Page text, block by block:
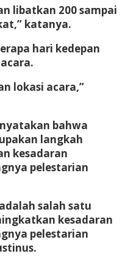
libatkan 200 sampai
katanya.
hari kedepan
lokasi acara,”
bahwa
langkah
kesadaran
pelestarian
salah satu
kesadaran
pelestarian